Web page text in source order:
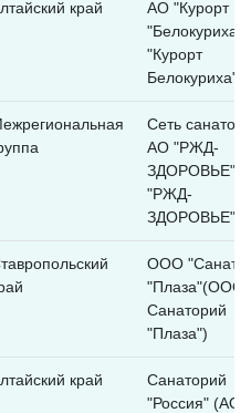
край
АО "Курорт
"Белокуриха"
"Курорт
Белокуриха")
Сеть
АО "РЖД-
ЗДОРОВЬЕ"
"РЖД-
ЗДОРОВЬЕ")
ООО
"Плаза"(ООО
Санаторий
"Плаза")
край
Санаторий
"Россия" (АО